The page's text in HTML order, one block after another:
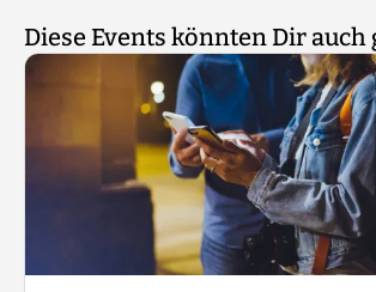
Diese Events könnten Dir auch